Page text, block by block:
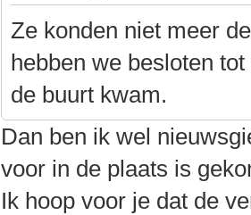
Ze konden niet meer
hebben we besloten
de buurt kwam.
Dan ben ik wel
voor in de plaats is
Ik hoop voor je dat de